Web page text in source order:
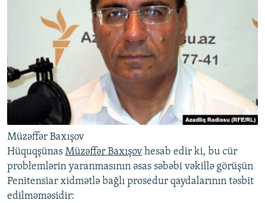
Müzəffər Baxışov
Hüquqşünas Müzəffər Baxışov hesab edir ki, bu cür
problemlərin yaranmasının əsas səbəbi vəkillə görüşün
Penitensiar xidmətlə bağlı prosedur qaydalarının təsbit
edilməməsidir: